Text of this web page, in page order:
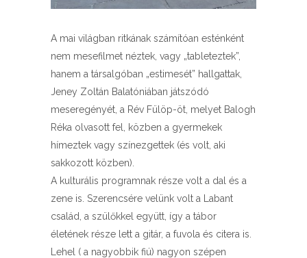
A mai világban ritkának számítóan esténként
nem mesefilmet néztek, vagy „tableteztek”,
hanem a társalgóban „estimesét” hallgattak,
Jeney Zoltán Balatóniában játszódó
meseregényét, a Rév Fülöp-öt, melyet Balogh
Réka olvasott fel, közben a gyermekek
hímeztek vagy színezgettek (és volt, aki
sakkozott közben).
A kulturális programnak része volt a dal és a
zene is. Szerencsére velünk volt a Labant
család, a szülőkkel együtt, így a tábor
életének része lett a gitár, a fuvola és citera is.
Lehel ( a nagyobbik fiú) nagyon szépen